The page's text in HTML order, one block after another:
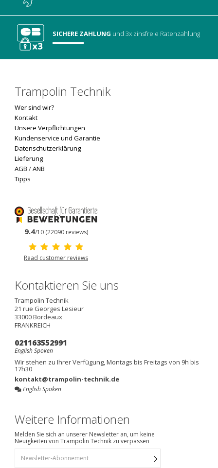
SICHERE ZAHLUNG und 3x zinsfreie Ratenzahlung
Trampolin Technik
Wer sind wir?
Kontakt
Unsere Verpflichtungen
Kundenservice und Garantie
Datenschutzerklärung
Lieferung
AGB /ANB
Tipps
9.4/10 (22090 reviews)
Read customer reviews
Kontaktieren Sie uns
Trampolin Technik
21 rue Georges Lesieur
33000Bordeaux
FRANKREICH
021163552991
English Spoken
Wir stehen zu Ihrer Verfügung, Montags bis Freitags von 9h bis
17h30
kontakt@trampolin-technik.de
English Spoken
Weitere Informationen
Melden Sie sich an unserer Newsletter an, um keine
Neuigkeiten von Trampolin Technik zu verpassen